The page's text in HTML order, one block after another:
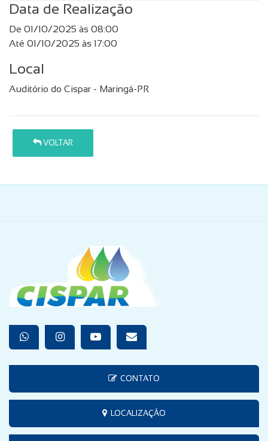
Data de Realização
De 01/10/2025 às 08:00
Até 01/10/2025 às 17:00
Local
Auditório do Cispar - Maringá-PR
VOLTAR
CONTATO
LOCALIZAÇÃO